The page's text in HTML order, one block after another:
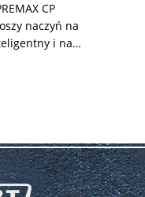
CP
naczyń na
i na
parametry.